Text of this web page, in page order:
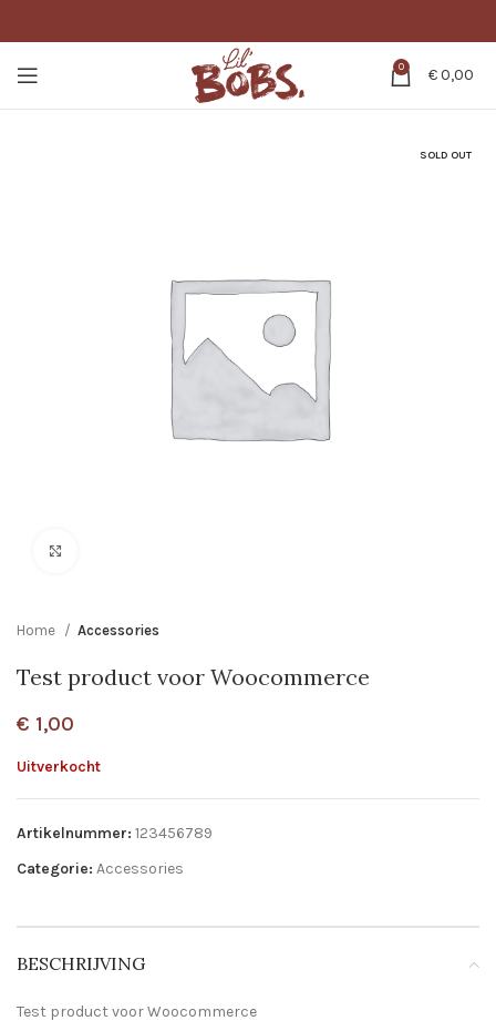
0 €0,00
SOLD OUT
Home Accessories
Test product voor Woocommerce
€ 1,00
Uitverkocht
Artikelnummer: 123456789
Categorie: Accessories
BESCHRIJVING
Test product voor Woocommerce